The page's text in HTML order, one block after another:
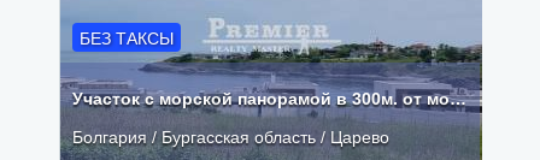
БЕЗ ТАКСЫ
Участок с морской панорамой в 300м. от моря г.Царево!
Болгария / Бургасская область / Царево